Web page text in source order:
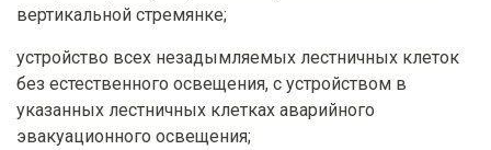
вертикальной стремянке;
устройство всех незадымляемых лестничных клеток
без естественного освещения, с устройством в
указанных лестничных клетках аварийного
эвакуационного освещения;